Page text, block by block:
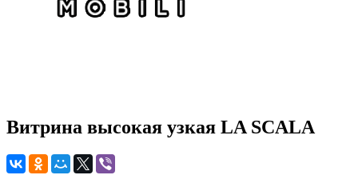
Витрина высокая узкая LA SCALA